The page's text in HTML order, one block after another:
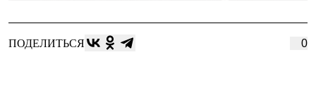
ПОДЕЛИТЬСЯ 0